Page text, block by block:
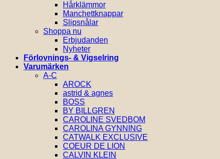
Hårklämmor
Manchettknappar
Slipsnålar
Shoppa nu
Erbjudanden
Nyheter
Förlovnings- & Vigselring
Varumärken
A-C
AROCK
astrid & agnes
BOSS
BY BILLGREN
CAROLINE SVEDBOM
CAROLINA GYNNING
CATWALK EXCLUSIVE
COEUR DE LION
CALVIN KLEIN